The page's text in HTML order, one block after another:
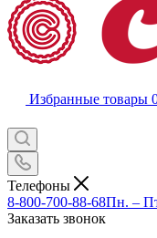
Избранные товары
Телефоны
8-800-700-88-68Пн. –
Заказать звонок